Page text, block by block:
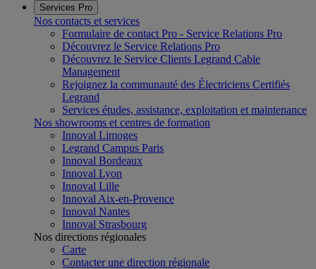
Services Pro
Nos contacts et services
Formulaire de contact Pro - Service Relations Pro
Découvrez le Service Relations Pro
Découvrez le Service Clients Legrand Cable
Management
Rejoignez la communauté des Électriciens Certifiés
Legrand
Services études, assistance, exploitation et maintenance
Nos showrooms et centres de formation
Innoval Limoges
Legrand Campus Paris
Innoval Bordeaux
Innoval Lyon
Innoval Lille
Innoval Aix-en-Provence
Innoval Nantes
Innoval Strasbourg
Nos directions régionales
Carte
Contacter une direction régionale